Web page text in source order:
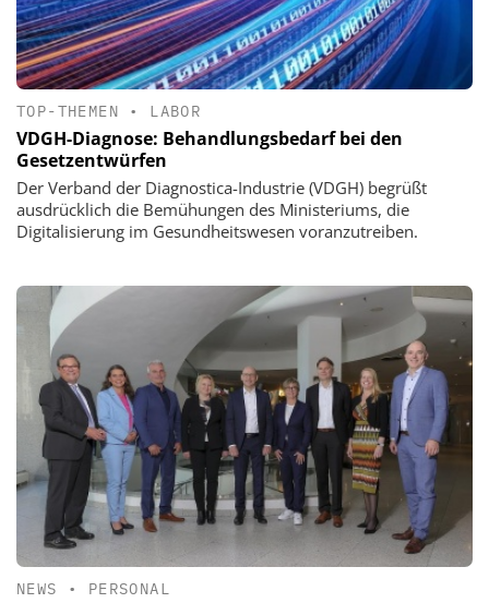
TOP-THEMEN • LABOR
VDGH-Diagnose: Behandlungsbedarf bei den
Gesetzentwürfen
Der Verband der Diagnostica-Industrie (VDGH) begrüßt
ausdrücklich die Bemühungen des Ministeriums, die
Digitalisierung im Gesundheitswesen voranzutreiben.
NEWS • PERSONAL